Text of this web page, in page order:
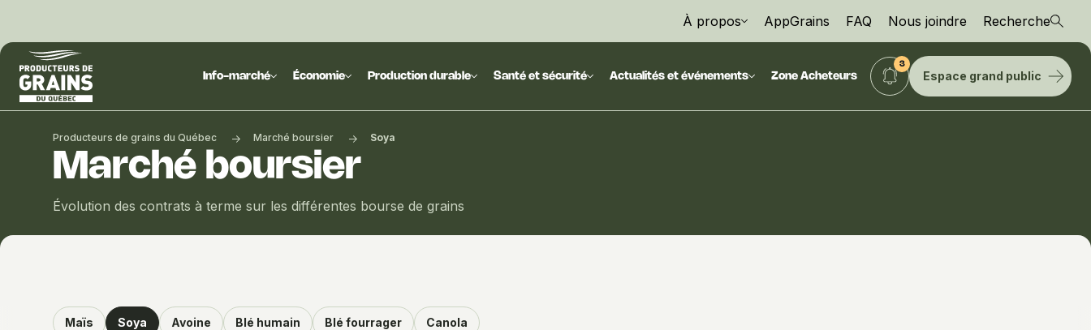
À propos AppGrains FAQ Nous joindre Recherche
Producteurs
de
grains
Québec
Info-marché Économie Production durable Santé et sécurité Actualités et événements Zone Acheteurs Espace grand public
Producteurs de grains du Québec Marché boursier Soya
Marché boursier
Évolution des contrats à terme sur les différentes bourse de grains
Maïs Soya Avoine Blé humain Blé fourrager Canola